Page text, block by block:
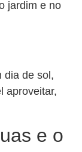
jardim e no
dia de sol,
aproveitar,
e o